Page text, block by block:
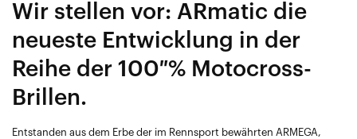
Wir stellen vor: ARmatic die
neueste Entwicklung in der
Reihe der 100 % Motocross-
Brillen.
Entstanden aus dem Erbe der im Rennsport bewährten ARMEGA,